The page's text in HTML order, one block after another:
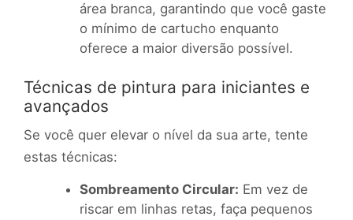
área branca, garantindo que você gaste
o mínimo de cartucho enquanto
oferece a maior diversão possível.
Técnicas de pintura para iniciantes e
avançados
Se você quer elevar o nível da sua arte, tente
estas técnicas:
Sombreamento Circular: Em vez de
riscar em linhas retas, faça pequenos